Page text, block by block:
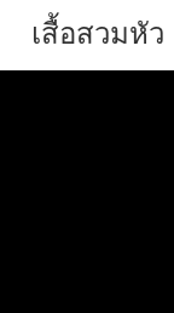
เสื้อสวมหัว